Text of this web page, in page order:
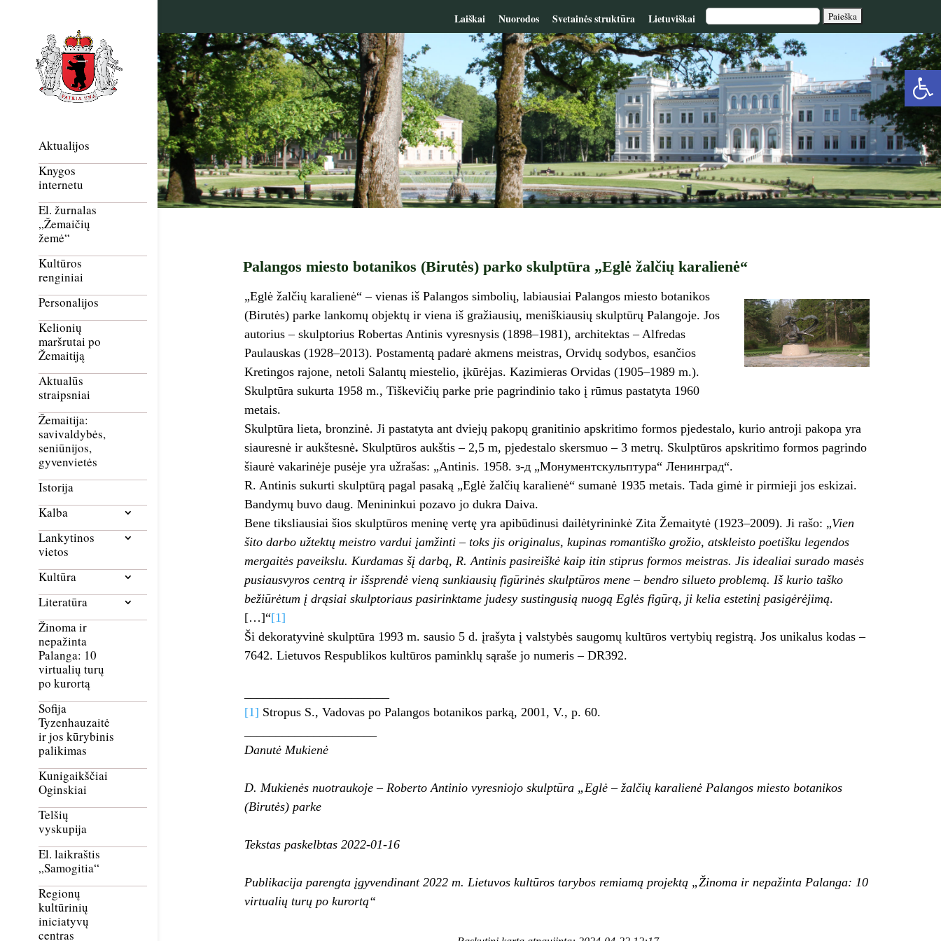
Laiškai Nuorodos Svetainės struktūra Lietuviškai
Aktualijos
Knygos
internetu
El. žurnalas
„Žemaičių
žemė“
Kultūros
renginiai
Personalijos
Kelionių
maršrutai po
Žemaitiją
Aktualūs
straipsniai
Žemaitija:
savivaldybės,
seniūnijos,
gyvenvietės
Istorija
Kalba
Lankytinos
vietos
Kultūra
Literatūra
Žinoma ir
nepažinta
Palanga: 10
virtualių turų
po kurortą
Sofija
Tyzenhauzaitė
ir jos kūrybinis
palikimas
Kunigaikščiai
Oginskiai
Telšių
vyskupija
El. laikraštis
„Samogitia“
Regionų
kultūrinių
iniciatyvų
centras
Palangos miesto botanikos (Birutės) parko skulptūra „Eglė žalčių karalienė“
„Eglė žalčių karalienė“ – vienas iš Palangos simbolių, labiausiai Palangos miesto botanikos
(Birutės) parke lankomų objektų ir viena iš gra­žiausių, meniškiausių skulptūrų Palangoje. Jos
autorius – skulptorius Robertas Antinis vyresnysis (1898–1981), architektas – Alfredas
Paulauskas (1928–2013). Postamentą padarė akmens meistras, Orvidų sodybos, esančios
Kretingos rajone, netoli Salantų miestelio, įkūrėjas. Kazimieras Orvidas (1905–1989 m.).
Skulptūra sukurta 1958 m., Tiškevičių parke prie pagrindinio tako į rūmus pastatyta 1960
metais.
Skulptūra lieta, bronzinė. Ji pastatyta ant dviejų pakopų granitinio apskritimo formos pjedestalo, kurio antroji pakopa yra
siauresnė ir aukštesnė. Skulptūros aukštis – 2,5 m, pjedestalo skersmuo – 3 metrų. Skulptūros apskritimo formos pagrindo
šiaurė vakarinėje pusėje yra užrašas: „Antinis. 1958. з-д „Монументскульптура“ Ленинград“.
R. Antinis sukurti skulptūrą pagal pasaką „Eglė žalčių karalienė“ sumanė 1935 metais. Tada gimė ir pirmieji jos eskizai.
Bandymų buvo daug. Menininkui pozavo jo dukra Daiva.
Bene tiksliausiai šios skulptūros meninę vertę yra apibūdinusi dailėtyrininkė Zita Žemaitytė (1923–2009). Ji rašo: „Vien
šito darbo užtektų meistro vardui įamžinti – toks jis originalus, kupinas romantiško grožio, atskleisto poetišku legendos
mergaitės paveikslu. Kurdamas šį darbą, R. Antinis pasireiškė kaip itin stiprus formos meistras. Jis idealiai surado masės
pusiausvyros centrą ir išsprendė vieną sunkiausių figūrinės skulptūros mene – bendro silueto problemą. Iš kurio taško
bežiūrėtum į drąsiai skulptoriaus pasirinktame judesy sustingusią nuogą Eglės figūrą, ji kelia estetinį pasigėrėjimą.
[…]“[1]
Ši dekoratyvinė skulptūra 1993 m. sausio 5 d. įrašyta į valstybės saugomų kultūros vertybių registrą. Jos unikalus kodas –
7642. Lietuvos Respublikos kultūros paminklų sąraše jo numeris – DR392.
[1] Stropus S., Vadovas po Palangos botanikos parką, 2001, V., p. 60.
Danutė Mukienė
D. Mukienės nuotraukoje – Roberto Antinio vyresniojo skulptūra „Eglė – žalčių karalienė Palangos miesto botanikos
(Birutės) parke
Tekstas paskelbtas 2022-01-16
Publikacija parengta įgyvendinant 2022 m. Lietuvos kultūros tarybos remiamą projektą „Žinoma ir nepažinta Palanga: 10
virtualių turų po kurortą“